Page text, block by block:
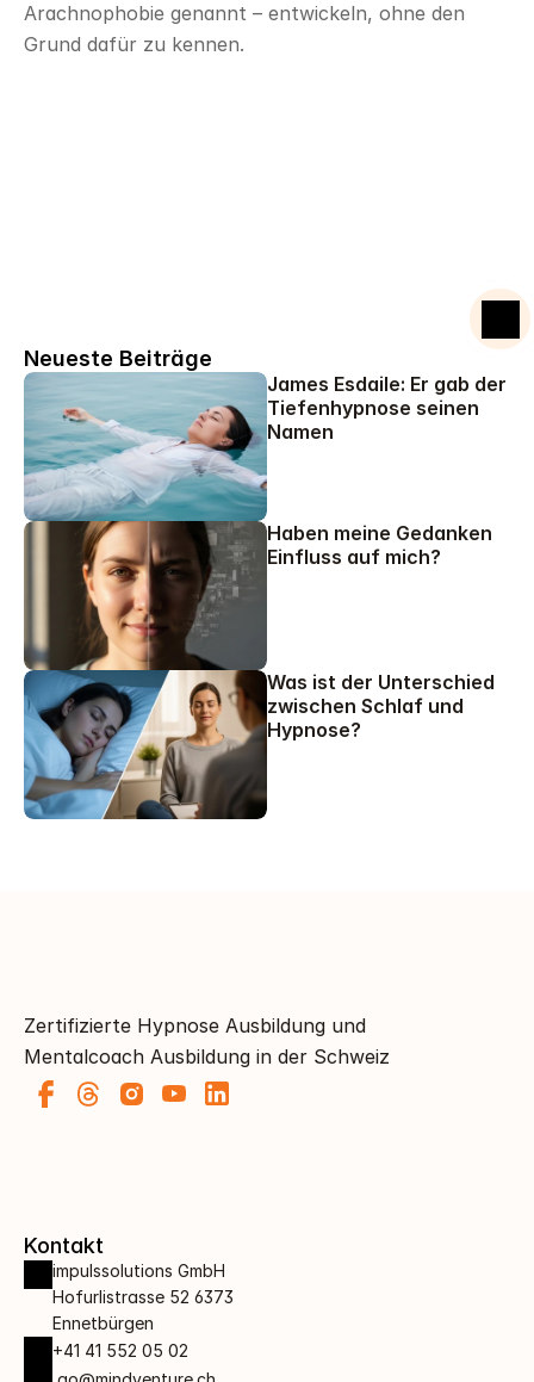
Arachnophobie genannt – entwickeln, ohne den
Grund dafür zu kennen.
Neueste Beiträge
James Esdaile: Er gab der
Tiefenhypnose seinen
Namen
Haben meine Gedanken
Einfluss auf mich?
Was ist der Unterschied
zwischen Schlaf und
Hypnose?
Zertifizierte Hypnose Ausbildung und
Mentalcoach Ausbildung in der Schweiz
Kontakt
impulssolutions GmbH
Hofurlistrasse 52 6373
Ennetbürgen
+41 41 552 05 02